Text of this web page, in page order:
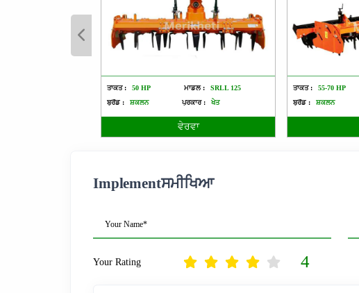
ਤਾਕਤ : 50 HP ਮਾਡਲ :
SRLL 125
ਬ੍ਰੈਂਡ :
ਸ਼ਕਲਨ ਪ੍ਰਕਾਰ : ਖੇਤ
ਵੇਰਵਾ
ਤਾਕਤ : 55-70 HP
ਬ੍ਰੈਂਡ :
ਸ਼ਕਲਨ
Implementਸਮੀਖਿਆ
Your Name*
Your Rating 4